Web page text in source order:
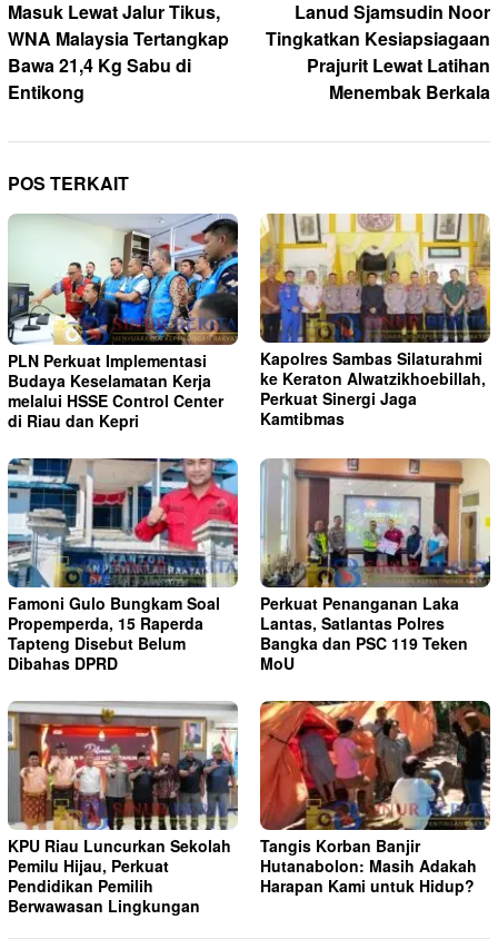
pos
Masuk Lewat Jalur Tikus,
WNA Malaysia Tertangkap
Bawa 21,4 Kg Sabu di
Entikong
Lanud Sjamsudin Noor
Tingkatkan Kesiapsiagaan
Prajurit Lewat Latihan
Menembak Berkala
POS TERKAIT
PLN Perkuat Implementasi
Budaya Keselamatan Kerja
melalui HSSE Control Center
di Riau dan Kepri
Kapolres Sambas Silaturahmi
ke Keraton Alwatzikhoebillah,
Perkuat Sinergi Jaga
Kamtibmas
Famoni Gulo Bungkam Soal
Propemperda, 15 Raperda
Tapteng Disebut Belum
Dibahas DPRD
Perkuat Penanganan Laka
Lantas, Satlantas Polres
Bangka dan PSC 119 Teken
MoU
KPU Riau Luncurkan Sekolah
Pemilu Hijau, Perkuat
Pendidikan Pemilih
Berwawasan Lingkungan
Tangis Korban Banjir
Hutanabolon: Masih Adakah
Harapan Kami untuk Hidup?